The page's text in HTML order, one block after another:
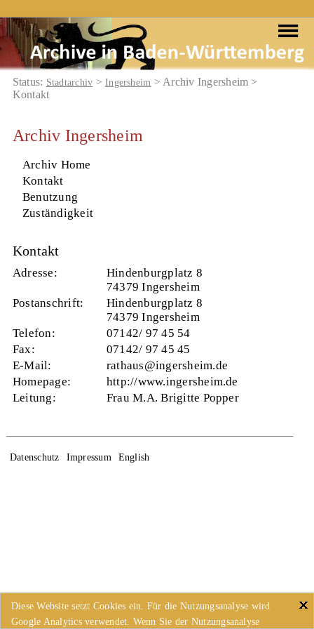
Status: Stadtarchiv >Ingersheim > Archiv Ingersheim >
Kontakt
Archiv Ingersheim
Archiv Home
Kontakt
Benutzung
Zuständigkeit
Kontakt
Adresse:
Hindenburgplatz 8
74379 Ingersheim
Postanschrift:
Hindenburgplatz 8
74379 Ingersheim
Telefon:
07142/ 97 45 54
Fax:
07142/ 97 45 45
E-Mail:
rathaus@ingersheim.de
Homepage:
http://www.ingersheim.de
Leitung:
Frau M.A. Brigitte Popper
Datenschutz Impressum English
Diese Website setzt Cookies ein. Für die Nutzungsanalyse wird
Google Analytics verwendet. Wenn Sie der Nutzungsanalyse